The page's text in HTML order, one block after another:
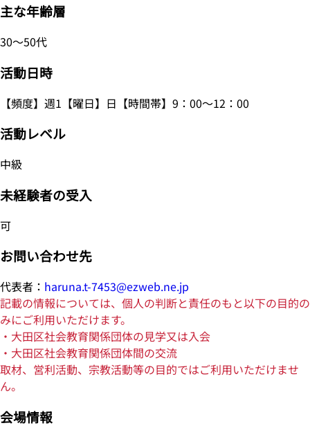
主な年齢層
30～50代
活動日時
【頻度】週1【曜日】日【時間帯】9：00～12：00
活動レベル
中級
未経験者の受入
可
お問い合わせ先
代表者： haruna.t-7453@ezweb.ne.jp
記載の情報については、個人の判断と責任のもと以下の目的の
みにご利用いただけます。
・大田区社会教育関係団体の見学又は入会
・大田区社会教育関係団体間の交流
取材、営利活動、宗教活動等の目的ではご利用いただけませ
ん。
会場情報